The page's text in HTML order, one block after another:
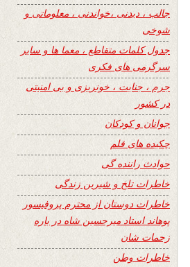
جالب ، دیدنی ،خواندنی ، معلوماتی و
شوخی
جدول کلمات متقاطع ، معما ها و سایر
سرگرمی های فکری
جرم ، جنایت ، خونریزی و بی امنیتی
در کشور
جوانان و کودکان
چکیده های قلم
حوادث راننده گی
خاطرات تلخ و شیرین زندگی
خاطرات دوستان از محترم پروفیسور
پوهاند استاد میرحسین شاه در باره
زحمات شان
خاطرات وطن